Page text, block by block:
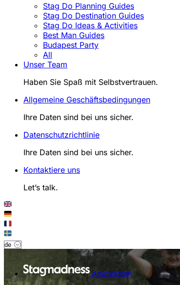
Stag Do Planning Guides
Stag Do Destination Guides
Stag Do Ideas & Activities
Best Man Guides
Budapest Party
All
Unser Team
Haben Sie Spaß mit Selbstvertrauen.
Allgemeine Geschäftsbedingungen
Ihre Daten sind bei uns sicher.
Datenschutzrichtlinie
Ihre Daten sind bei uns sicher.
Kontaktiere uns
Let’s talk.
Amsterdam